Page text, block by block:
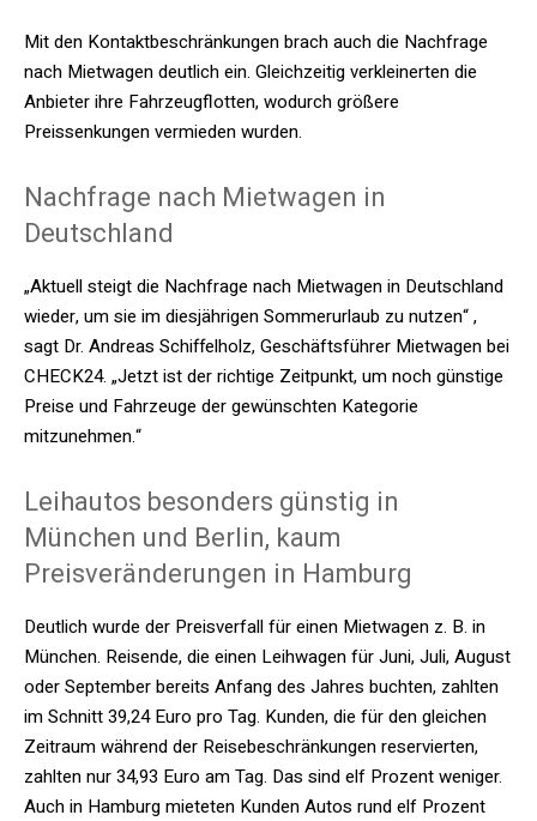
Mit den Kontaktbeschränkungen brach auch die Nachfrage
nach Mietwagen deutlich ein. Gleichzeitig verkleinerten die
Anbieter ihre Fahrzeugflotten, wodurch größere
Preissenkungen vermieden wurden.
Nachfrage nach Mietwagen in
Deutschland
„Aktuell steigt die Nachfrage nach Mietwagen in Deutschland
wieder, um sie im diesjährigen Sommerurlaub zu nutzen“ ,
sagt Dr. Andreas Schiffelholz, Geschäftsführer Mietwagen bei
CHECK24. „Jetzt ist der richtige Zeitpunkt, um noch günstige
Preise und Fahrzeuge der gewünschten Kategorie
mitzunehmen.“
Leihautos besonders günstig in
München und Berlin, kaum
Preisveränderungen in Hamburg
Deutlich wurde der Preisverfall für einen Mietwagen z. B. in
München. Reisende, die einen Leihwagen für Juni, Juli, August
oder September bereits Anfang des Jahres buchten, zahlten
im Schnitt 39,24 Euro pro Tag. Kunden, die für den gleichen
Zeitraum während der Reisebeschränkungen reservierten,
zahlten nur 34,93 Euro am Tag. Das sind elf Prozent weniger.
Auch in Hamburg mieteten Kunden Autos rund elf Prozent